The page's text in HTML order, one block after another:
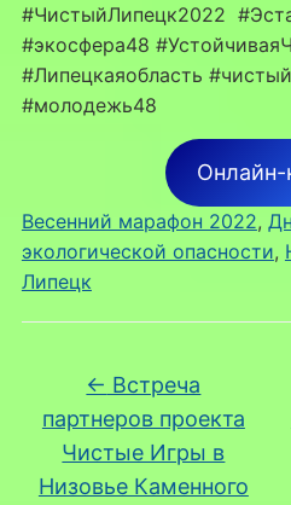
#ЧистыйЛипецк2022
#экосфера48
#Липецкаяобласть
#молодежь48
Онлайн-
Весенний марафон 2022,
экологической опасности,
Липецк
← Встреча
партнеров проекта
Чистые Игры в
Низовье Каменного